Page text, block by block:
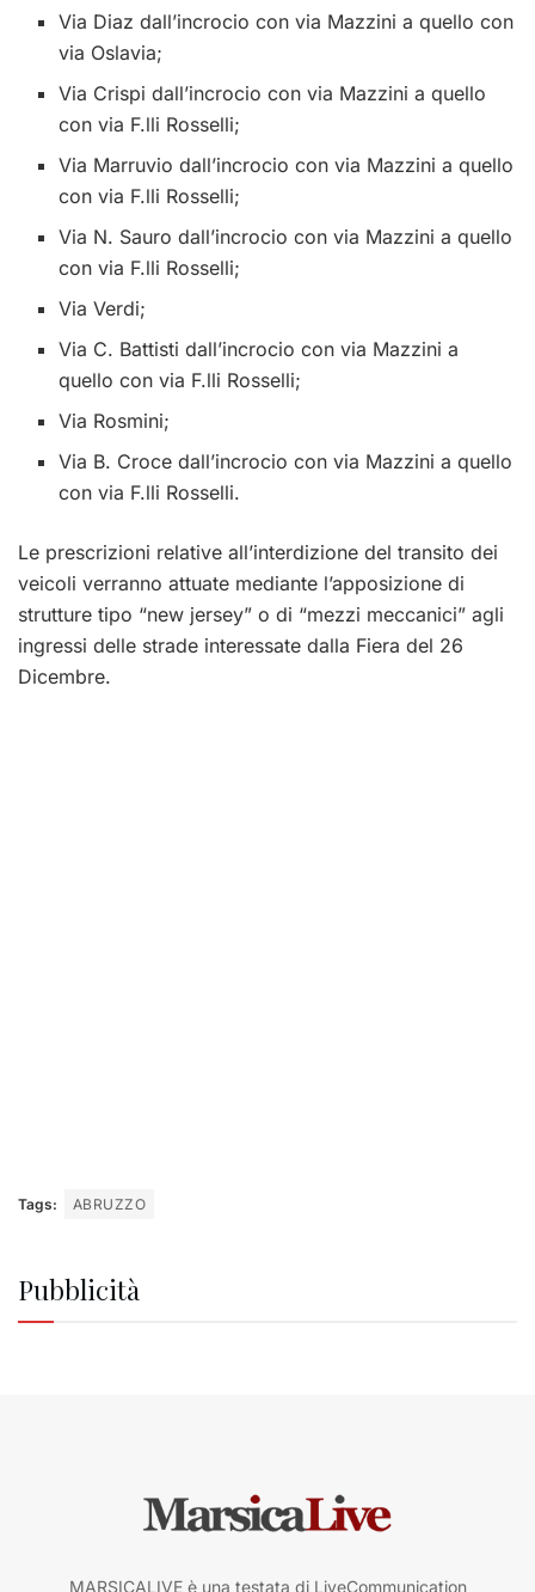
Via Diaz dall’incrocio con via Mazzini a quello con
via Oslavia;
Via Crispi dall’incrocio con via Mazzini a quello
con via F.lli Rosselli;
Via Marruvio dall’incrocio con via Mazzini a quello
con via F.lli Rosselli;
Via N. Sauro dall’incrocio con via Mazzini a quello
con via F.lli Rosselli;
Via Verdi;
Via C. Battisti dall’incrocio con via Mazzini a
quello con via F.lli Rosselli;
Via Rosmini;
Via B. Croce dall’incrocio con via Mazzini a quello
con via F.lli Rosselli.
Le prescrizioni relative all’interdizione del transito dei
veicoli verranno attuate mediante l’apposizione di
strutture tipo “new jersey” o di “mezzi meccanici” agli
ingressi delle strade interessate dalla Fiera del 26
Dicembre.
Tags: ABRUZZO
Pubblicità
MARSICALIVE è una testata di LiveCommunication